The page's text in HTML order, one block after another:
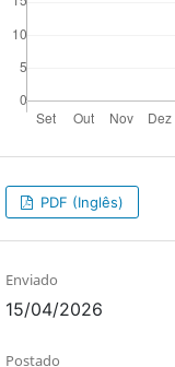
PDF (Inglês)
Enviado
15/04/2026
Postado